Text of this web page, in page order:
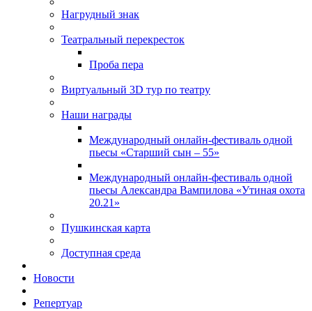
Нагрудный знак
Театральный перекресток
Проба пера
Виртуальный 3D тур по театру
Наши награды
Международный онлайн-фестиваль одной
пьесы «Старший сын – 55»
Международный онлайн-фестиваль одной
пьесы Александра Вампилова «Утиная охота
20.21»
Пушкинская карта
Доступная среда
Новости
Репертуар